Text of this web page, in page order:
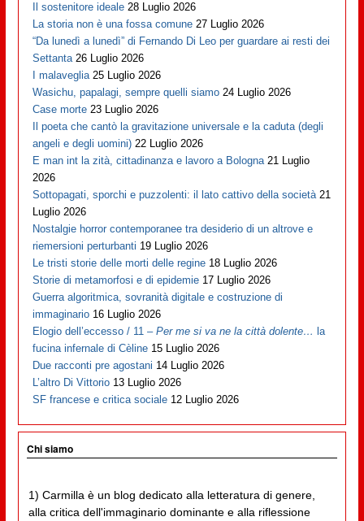
Il sostenitore ideale 28 Luglio 2026
La storia non è una fossa comune 27 Luglio 2026
“Da lunedì a lunedì” di Fernando Di Leo per guardare ai resti dei
Settanta 26 Luglio 2026
I malaveglia 25 Luglio 2026
Wasichu, papalagi, sempre quelli siamo 24 Luglio 2026
Case morte 23 Luglio 2026
Il poeta che cantò la gravitazione universale e la caduta (degli
angeli e degli uomini) 22 Luglio 2026
E man int la zità, cittadinanza e lavoro a Bologna 21 Luglio
2026
Sottopagati, sporchi e puzzolenti: il lato cattivo della società 21
Luglio 2026
Nostalgie horror contemporanee tra desiderio di un altrove e
riemersioni perturbanti 19 Luglio 2026
Le tristi storie delle morti delle regine 18 Luglio 2026
Storie di metamorfosi e di epidemie 17 Luglio 2026
Guerra algoritmica, sovranità digitale e costruzione di
immaginario 16 Luglio 2026
Elogio dell’eccesso / 11 –Per me si va ne la città dolente… la
fucina infernale di Cèline 15 Luglio 2026
Due racconti pre agostani 14 Luglio 2026
L’altro Di Vittorio 13 Luglio 2026
SF francese e critica sociale 12 Luglio 2026
Chi siamo
1) Carmilla è un blog dedicato alla letteratura di genere,
alla critica dell'immaginario dominante e alla riflessione